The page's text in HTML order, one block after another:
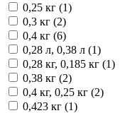
0,25 кг (1)
0,3 кг (2)
0,4 кг (6)
0,28 л, 0,38 л (1)
0,28 кг, 0,185 кг (1)
0,38 кг (2)
0,4 кг, 0,25 кг (2)
0,423 кг (1)